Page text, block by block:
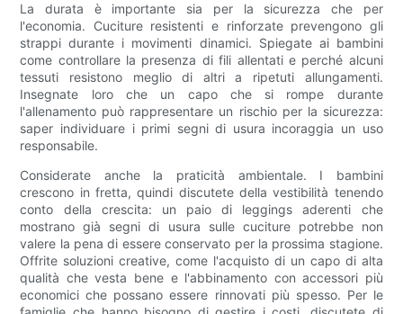
La durata è importante sia per la sicurezza che per
l'economia. Cuciture resistenti e rinforzate prevengono gli
strappi durante i movimenti dinamici. Spiegate ai bambini
come controllare la presenza di fili allentati e perché alcuni
tessuti resistono meglio di altri a ripetuti allungamenti.
Insegnate loro che un capo che si rompe durante
l'allenamento può rappresentare un rischio per la sicurezza:
saper individuare i primi segni di usura incoraggia un uso
responsabile.
Considerate anche la praticità ambientale. I bambini
crescono in fretta, quindi discutete della vestibilità tenendo
conto della crescita: un paio di leggings aderenti che
mostrano già segni di usura sulle cuciture potrebbe non
valere la pena di essere conservato per la prossima stagione.
Offrite soluzioni creative, come l'acquisto di un capo di alta
qualità che vesta bene e l'abbinamento con accessori più
economici che possano essere rinnovati più spesso. Per le